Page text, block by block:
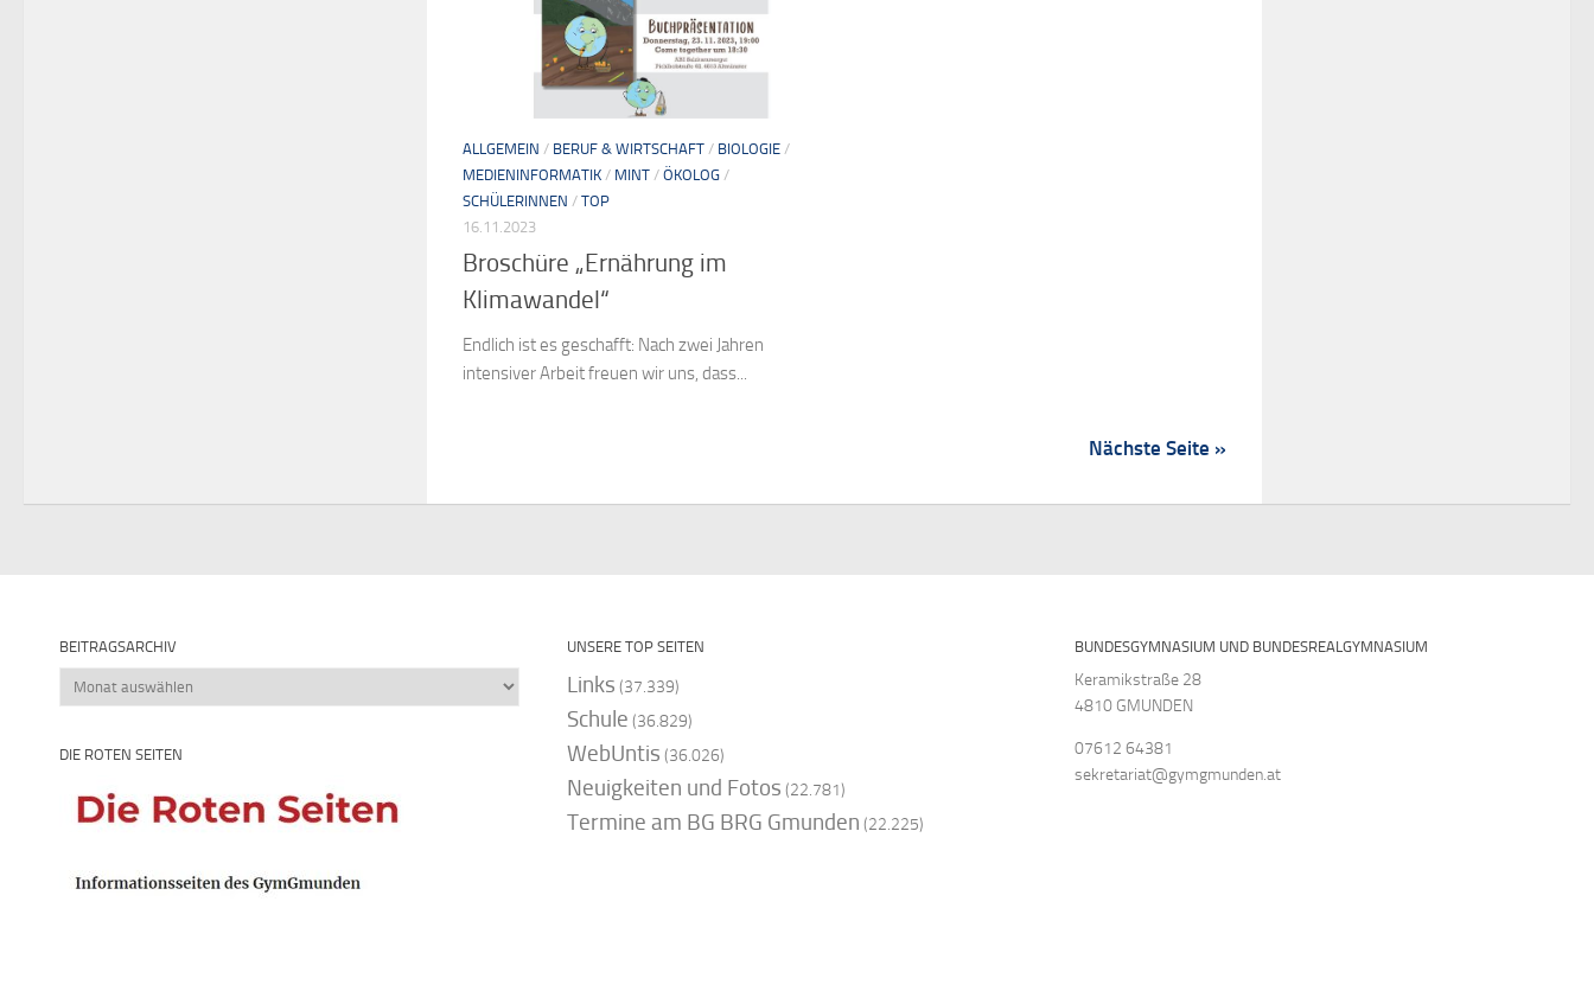
ALLGEMEIN / BERUF & WIRTSCHAFT / BIOLOGIE /
MEDIENINFORMATIK / MINT / ÖKOLOG /
SCHÜLERINNEN / TOP
16.11.2023
Broschüre „Ernährung im
Klimawandel“
Endlich ist es geschafft: Nach zwei Jahren
intensiver Arbeit freuen wir uns, dass...
Nächste Seite »
BEITRAGSARCHIV
Beitragsarchiv
DIE ROTEN SEITEN
UNSERE TOP SEITEN
Links (37.339)
Schule (36.829)
WebUntis (36.026)
Neuigkeiten und Fotos (22.781)
Termine am BG BRG Gmunden (22.225)
BUNDESGYMNASIUM UND BUNDESREALGYMNASIUM
Keramikstraße 28
4810 GMUNDEN
07612 64381
sekretariat@gymgmunden.at